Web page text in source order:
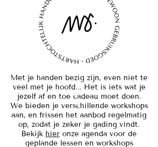
Met je handen bezig zijn, even niet te
veel met je hoofd... Het is iets wat je
jezelf af en toe cadeau moet doen.
We bieden je verschillende workshops
aan, en frissen het aanbod regelmatig
op, zodat je zeker je gading vindt.
Bekijk hier onze agenda voor de
geplande lessen en workshops